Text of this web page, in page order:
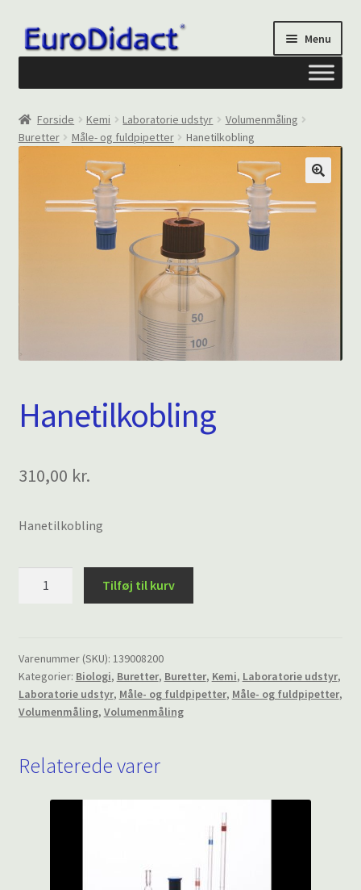
Spring
til
Spring
til
Menu
Om os
Privatliv og cookies
Kontakt formular
Forside Kemi Laboratorie udstyr
Volumenmåling
Buretter
Måle- og fuldpipetter Hanetilkobling
Hanetilkobling
310,00 kr.
Hanetilkobling
Tilføj til kurv
Varenummer (SKU): 139008200
Kategorier: Biologi, Buretter, Buretter, Kemi, Laboratorie udstyr,
Laboratorie udstyr, Måle- og fuldpipetter, Måle- og fuldpipetter,
Volumenmåling, Volumenmåling
Relaterede varer